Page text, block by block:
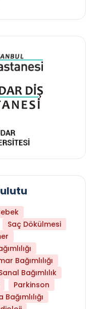
Yaşlanmayı
Saç Dökülmesi
Bağımlılığı
Bağımlılık
Parkinson
Bağımlılığı